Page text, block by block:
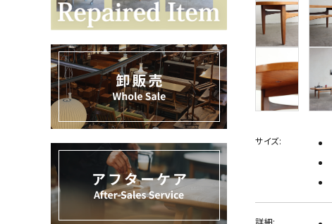
ギャラリー・シーン
納品事例
エキシビジョン・展示会
ACCOUNT MENU
ようこそ ゲスト 様
サイズ: